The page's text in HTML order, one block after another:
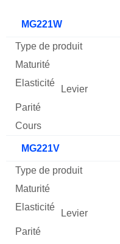
Mnemo Type produit
MG221W
MG221V